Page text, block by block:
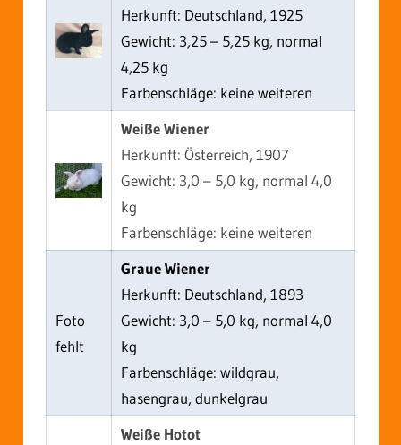
Herkunft: Deutschland, 1925
Gewicht: 3,25 – 5,25 kg, normal
4,25 kg
Farbenschläge: keine weiteren
Weiße Wiener
Herkunft: Österreich, 1907
Gewicht: 3,0 – 5,0 kg, normal 4,0
kg
Farbenschläge: keine weiteren
Foto
fehlt
Graue Wiener
Herkunft: Deutschland, 1893
Gewicht: 3,0 – 5,0 kg, normal 4,0
kg
Farbenschläge: wildgrau,
hasengrau, dunkelgrau
Weiße Hotot